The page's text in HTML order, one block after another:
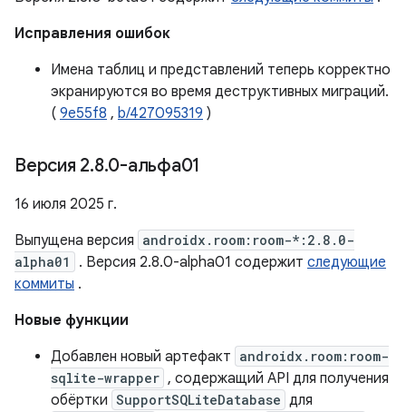
Исправления ошибок
Имена таблиц и представлений теперь корректно
экранируются во время деструктивных миграций.
( 9e55f8 , b/427095319 )
Версия 2.8.0-альфа01
16 июля 2025 г.
Выпущена версия androidx.room:room-*:2.8.0-
alpha01
. Версия 2.8.0-alpha01 содержит следующие
коммиты .
Новые функции
Добавлен новый артефакт androidx.room:room-
sqlite-wrapper , содержащий API для получения
обёртки SupportSQLiteDatabase для